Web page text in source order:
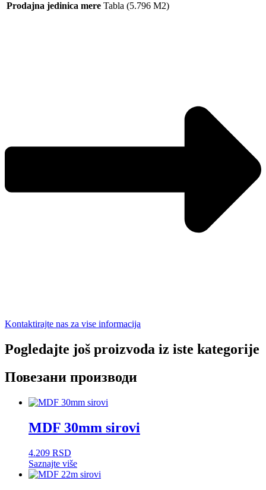
Prodajna jedinica mere Tabla (5.796 M2)
Kontaktirajte nas za vise informacija
Pogledajte još proizvoda iz iste kategorije
Повезани производи
MDF 30mm sirovi
4.209 RSD
Saznajte više